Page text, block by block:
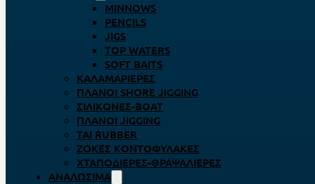
MINNOWS
PENCILS
JIGS
TOP WATERS
SOFT BAITS
ΚΑΛΑΜΑΡΙΈΡΕΣ
ΠΛΆΝΟΙ SHORE JIGGING
ΣΙΛΙΚΌΝΕΣ-BOAT
ΠΛΆΝΟΙ JIGGING
TAI RUBBER
ΖΌΚΕΣ ΚΟΝΤΟΦΎΛΑΚΕΣ
ΧΤΑΠΟΔΙΈΡΕΣ-ΘΡΑΨΑΛΙΈΡΕΣ
ΑΝΑΛΏΣΙΜΑ